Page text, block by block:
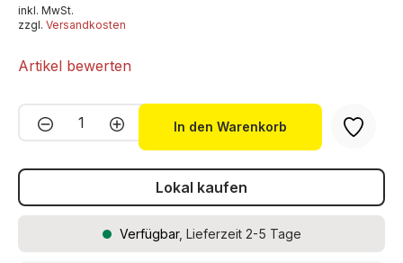
inkl. MwSt.
zzgl. Versandkosten
Artikel bewerten
Produkt Anzahl: Gib den
In den Warenkorb
Lokal kaufen
Verfügbar, Lieferzeit 2-5 Tage